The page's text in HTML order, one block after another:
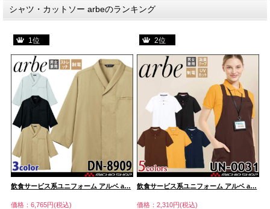
シャツ・カットソー arbeのランキング
1位
飲食サービス系ユニフォーム アルベ a…
価格：6,765円(税込)
2位
飲食サービス系ユニフォーム アルベ a…
価格：2,310円(税込)